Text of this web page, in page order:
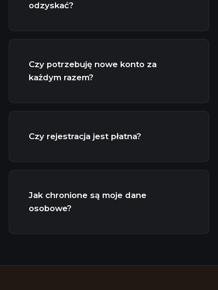
odzyskać?
Czy potrzebuję nowe konto za
każdym razem?
Czy rejestracja jest płatna?
Jak chronione są moje dane
osobowe?